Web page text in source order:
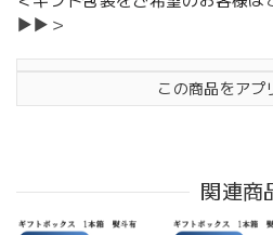
▶▶＞
この商品をアプ
関連商